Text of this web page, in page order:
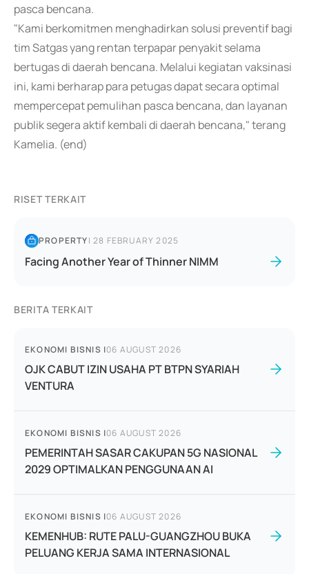
pasca bencana.
"Kami berkomitmen menghadirkan solusi preventif bagi
tim Satgas yang rentan terpapar penyakit selama
bertugas di daerah bencana. Melalui kegiatan vaksinasi
ini, kami berharap para petugas dapat secara optimal
mempercepat pemulihan pasca bencana, dan layanan
publik segera aktif kembali di daerah bencana," terang
Kamelia. (end)
RISET TERKAIT
PROPERTY|28 FEBRUARY 2025
Facing Another Year of Thinner NIMM
BERITA TERKAIT
EKONOMI BISNIS |06 AUGUST 2026
OJK CABUT IZIN USAHA PT BTPN SYARIAH
VENTURA
EKONOMI BISNIS |06 AUGUST 2026
PEMERINTAH SASAR CAKUPAN 5G NASIONAL
2029 OPTIMALKAN PENGGUNAAN AI
EKONOMI BISNIS |06 AUGUST 2026
KEMENHUB: RUTE PALU-GUANGZHOU BUKA
PELUANG KERJA SAMA INTERNASIONAL